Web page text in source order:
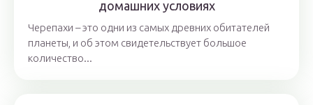
домашних условиях
Черепахи – это одни из самых древних обитателей
планеты, и об этом свидетельствует большое
количество...